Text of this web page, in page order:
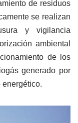
de residuos
se realizan
y vigilancia
ambiental
de los
generado por
energético.